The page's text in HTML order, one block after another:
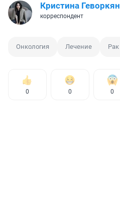
Кристина Геворкян
корреспондент
Онкология Лечение Рак
0 0 0